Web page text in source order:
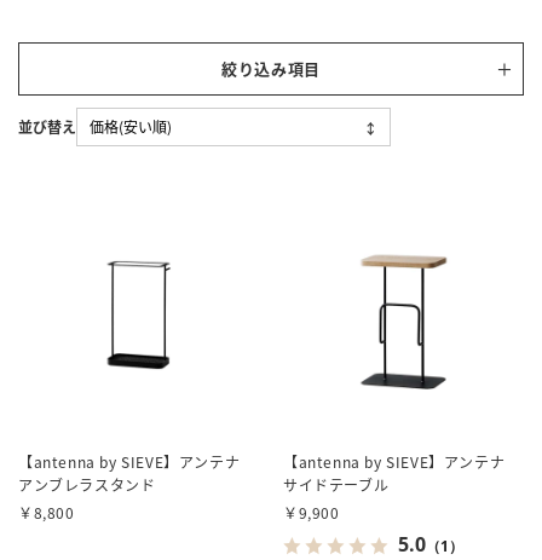
絞り込み項目
【antenna by SIEVE】アンテナ
アンブレラスタンド
￥8,800
【antenna by SIEVE】アンテナ
サイドテーブル
￥9,900
5.0 （1）